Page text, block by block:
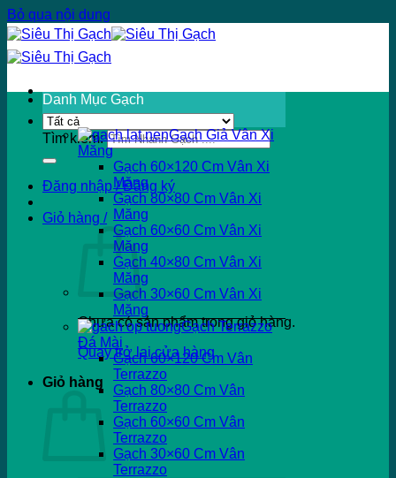
Bỏ qua nội dung
Tìm kiếm:
Đăng nhập / Đăng ký
Giỏ hàng /
Chưa có sản phẩm trong giỏ hàng.
Quay trở lại cửa hàng
Giỏ hàng
Danh Mục Gạch
Gạch Giả Vân Xi
Măng
Gạch 60×120 Cm Vân Xi
Măng
Gạch 80×80 Cm Vân Xi
Măng
Gạch 60×60 Cm Vân Xi
Măng
Gạch 40×80 Cm Vân Xi
Măng
Gạch 30×60 Cm Vân Xi
Măng
Gạch Terrazzo
Đá Mài
Gạch 60×120 Cm Vân
Terrazzo
Gạch 80×80 Cm Vân
Terrazzo
Gạch 60×60 Cm Vân
Terrazzo
Gạch 30×60 Cm Vân
Terrazzo